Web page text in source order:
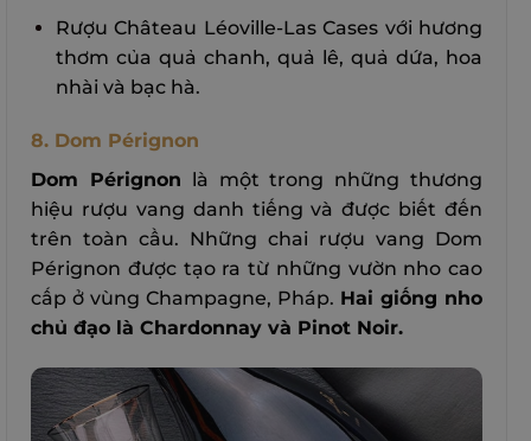
Rượu Château Léoville-Las Cases với hương
thơm của quả chanh, quả lê, quả dứa, hoa
nhài và bạc hà.
8. Dom Pérignon
Dom Pérignon là một trong những thương
hiệu rượu vang danh tiếng và được biết đến
trên toàn cầu. Những chai rượu vang Dom
Pérignon được tạo ra từ những vườn nho cao
cấp ở vùng Champagne, Pháp. Hai giống nho
chủ đạo là Chardonnay và Pinot Noir.